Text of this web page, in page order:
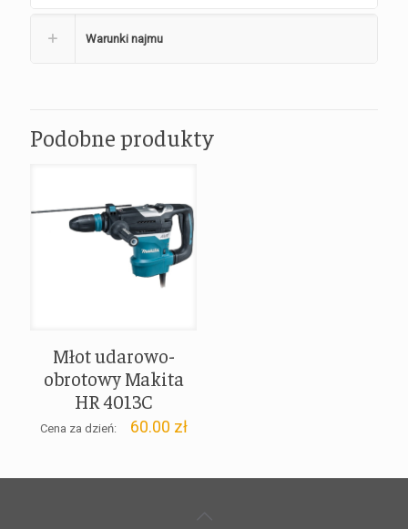
Warunki najmu
Podobne produkty
Młot udarowo-
obrotowy Makita
HR 4013C
Cena za dzień: 60.00 zł